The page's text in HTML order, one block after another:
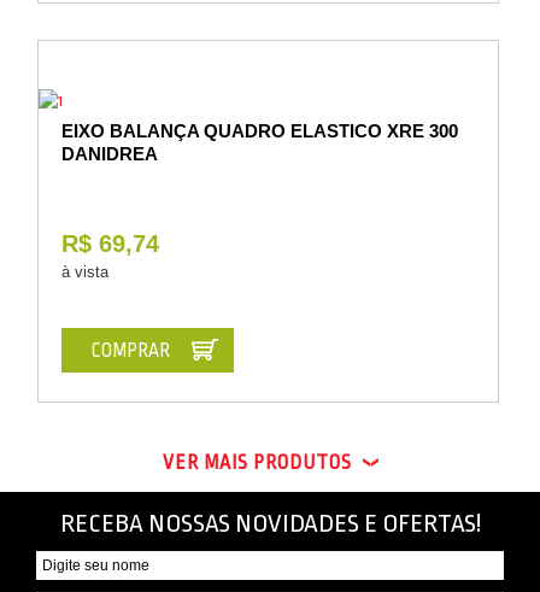
EIXO BALANÇA QUADRO ELASTICO XRE 300
DANIDREA
R$ 69,74
à vista
COMPRAR
VER MAIS PRODUTOS
RECEBA NOSSAS NOVIDADES E OFERTAS!